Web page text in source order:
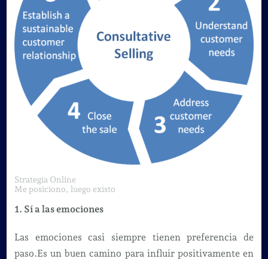
Strategia Online
Me posiciono, luego existo
1. Sí a las emociones
Las emociones casi siempre tienen preferencia de
paso.Es un buen camino para influir positivamente en